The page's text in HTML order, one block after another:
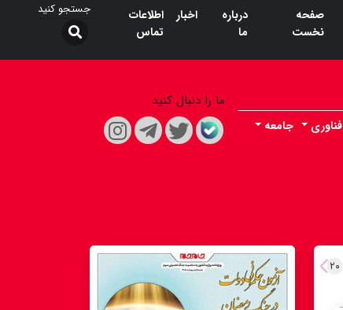
صفحه
نخست
درباره
ما
اخبار
اطلاعات
تماس
فناوری
جامعه
ما را دنبال کنید
۲۰